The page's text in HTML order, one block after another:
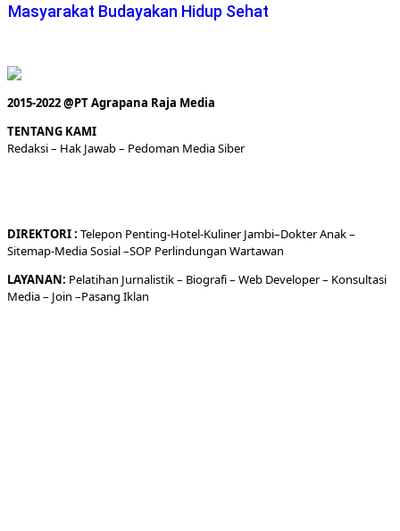
Masyarakat Budayakan Hidup Sehat
2015-2022 @PT Agrapana Raja Media
TENTANG KAMI
Redaksi– Hak Jawab – Pedoman Media Siber
DIREKTORI: Telepon Penting-Hotel-KulinerJambi–DokterAnak –
Sitemap-Media Sosial –SOP Perlindungan Wartawan
LAYANAN: Pelatihan Jurnalistik – Biografi– Web Developer– Konsultasi
Media– Join –Pasang Iklan